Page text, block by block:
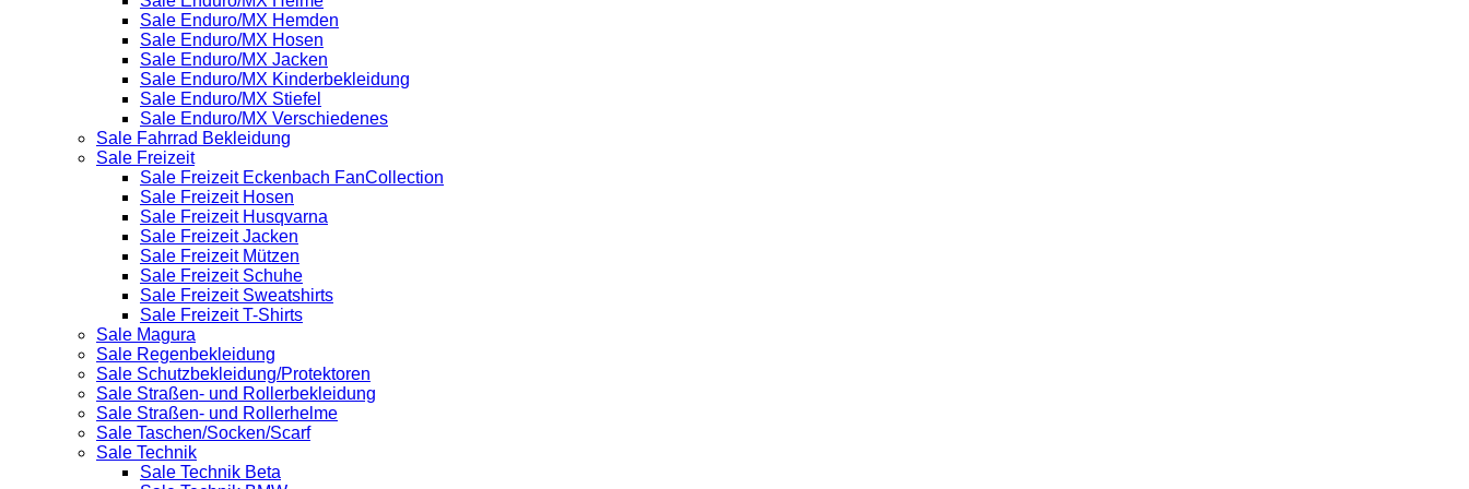
Sale Enduro/MX Hemden
Sale Enduro/MX Hosen
Sale Enduro/MX Jacken
Sale Enduro/MX Kinderbekleidung
Sale Enduro/MX Stiefel
Sale Enduro/MX Verschiedenes
Sale Fahrrad Bekleidung
Sale Freizeit
Sale Freizeit Eckenbach FanCollection
Sale Freizeit Hosen
Sale Freizeit Husqvarna
Sale Freizeit Jacken
Sale Freizeit Mützen
Sale Freizeit Schuhe
Sale Freizeit Sweatshirts
Sale Freizeit T-Shirts
Sale Magura
Sale Regenbekleidung
Sale Schutzbekleidung/Protektoren
Sale Straßen- und Rollerbekleidung
Sale Straßen- und Rollerhelme
Sale Taschen/Socken/Scarf
Sale Technik
Sale Technik Beta